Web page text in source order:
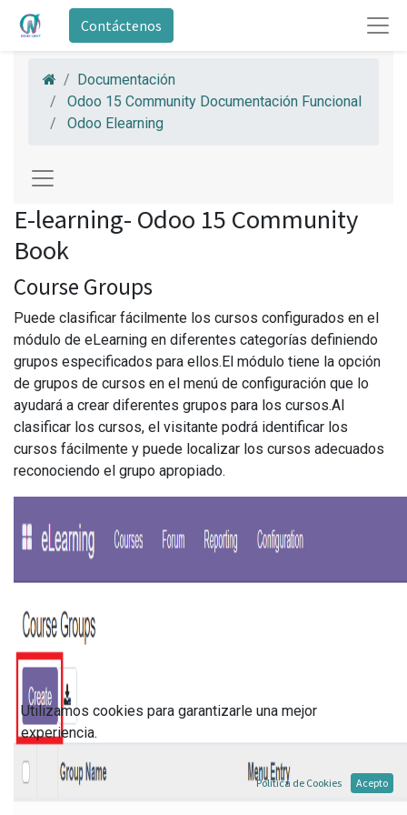
Contáctenos
Documentación
Odoo 15 Community Documentación Funcional
Odoo Elearning
E-learning- Odoo 15 Community
Book
Course Groups
Puede clasificar fácilmente los cursos configurados en el
módulo de eLearning en diferentes categorías definiendo
grupos especificados para ellos.El módulo tiene la opción
de grupos de cursos en el menú de configuración que lo
ayudará a crear diferentes grupos para los cursos.Al
clasificar los cursos, el visitante podrá identificar los
cursos fácilmente y puede localizar los cursos adecuados
reconociendo el grupo apropiado.
Utilizamos cookies para garantizarle una mejor
experiencia.
Política de Cookies Acepto